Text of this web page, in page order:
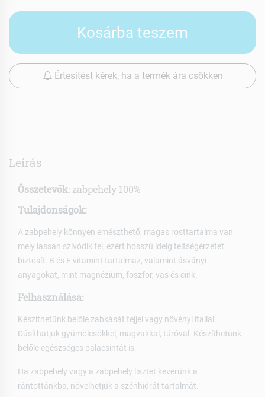
Kosárba teszem
Értesítést kérek, ha a termék ára csökken
Leírás
Összetevők: zabpehely 100%
Tulajdonságok:
A zabpehely könnyen emészthető, magas rosttartalma van
mely lassan szívódik fel, ezért hosszú ideig teltségérzetet
biztosít. B és E vitamint tartalmaz, valamint ásványi
anyagokat, mint magnézium, foszfor, vas és cink.
Felhasználása:
Készíthetünk belőle zabkását tejjel vagy növényi itallal.
Dúsíthatjuk gyümölcsökkel, magvakkal, túróval. Készíthetünk
belőle egészséges palacsintát is.
Ha zabpehely vagy a zabpehely lisztet keverünk a
rántottánkba, növelhetjük a szénhidrát tartalmát.